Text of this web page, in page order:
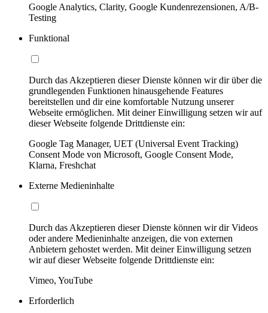
Google Analytics, Clarity, Google Kundenrezensionen, A/B-
Testing
Funktional
Durch das Akzeptieren dieser Dienste können wir dir über die
grundlegenden Funktionen hinausgehende Features
bereitstellen und dir eine komfortable Nutzung unserer
Webseite ermöglichen. Mit deiner Einwilligung setzen wir auf
dieser Webseite folgende Drittdienste ein:
Google Tag Manager, UET (Universal Event Tracking)
Consent Mode von Microsoft, Google Consent Mode,
Klarna, Freshchat
Externe Medieninhalte
Durch das Akzeptieren dieser Dienste können wir dir Videos
oder andere Medieninhalte anzeigen, die von externen
Anbietern gehostet werden. Mit deiner Einwilligung setzen
wir auf dieser Webseite folgende Drittdienste ein:
Vimeo, YouTube
Erforderlich